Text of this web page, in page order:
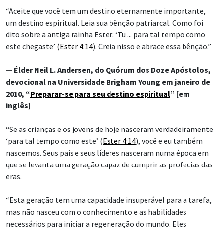
“Aceite que você tem um destino eternamente importante,
um destino espiritual. Leia sua bênção patriarcal. Como foi
dito sobre a antiga rainha Ester: ‘Tu ... para tal tempo como
este chegaste’ (Ester 4:14). Creia nisso e abrace essa bênção.”
— Élder Neil L. Andersen, do Quórum dos Doze Apóstolos,
devocional na Universidade Brigham Young em janeiro de
2010, “Preparar-se para seu destino espiritual” [em
inglês]
“Se as crianças e os jovens de hoje nasceram verdadeiramente
‘para tal tempo como este’ (Ester 4:14), você e eu também
nascemos. Seus pais e seus líderes nasceram numa época em
que se levanta uma geração capaz de cumprir as profecias das
eras.
“Esta geração tem uma capacidade insuperável para a tarefa,
mas não nasceu com o conhecimento e as habilidades
necessários para iniciar a regeneração do mundo. Eles